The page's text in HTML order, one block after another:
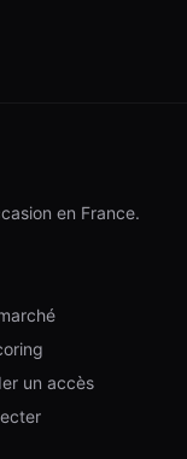
en France.
un accès